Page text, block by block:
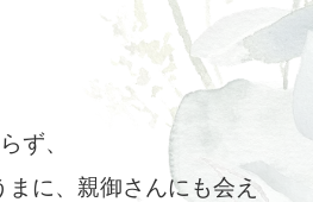
ず、
まに、親御さんにも会え